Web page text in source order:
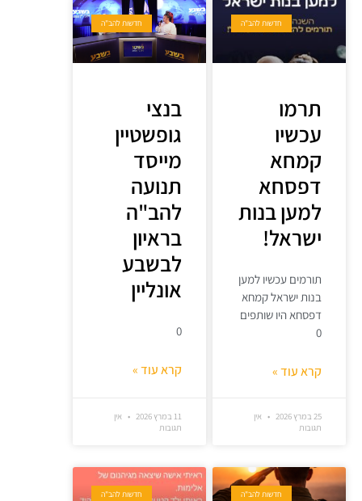
חדשות להב"ה
תרמו
עכשיו
קמחא
דפסחא
למען בנות
ישראל!
תורמים עכשיו למען
בנות ישראל קמחא
דפסחא היו שותפים
0
קרא עוד »
25 במרץ 2026
אין
תגובות
חדשות להב"ה
בנצי
גופשטיין
מייסד
תנועה
להב"ה
בראיון
לבשבע
אונליין
0
קרא עוד »
11 במרץ 2026
אין
תגובות
חדשות להב"ה חדשות להב"ה